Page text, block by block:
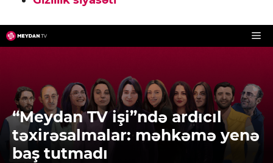
Skip
to
“Meydan TV işi”ndə ardıcıl
təxirəsalmalar: məhkəmə yenə
baş tutmadı